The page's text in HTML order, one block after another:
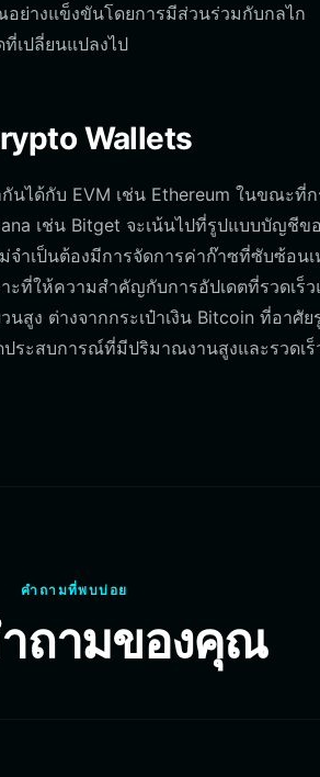
ย่างแข็งขันโดยการมีส่วนร่วมกับกลไก
เปลี่ยนแปลงไป
Wallets
นได้กับ EVM เช่น Ethereum ในขณะที่ก
เช่น Bitget จะเน้นไปที่รูปแบบบัญชีข
จำเป็นต้องมีการจัดการค่าก๊าซที่ซับซ้อน
ะที่ให้ความสำคัญกับการอัปเดตที่รวดเร็ว
ง ต่างจากกระเป๋าเงิน Bitcoin ที่อาศัย
ระสบการณ์ที่มีปริมาณงานสูงและรวดเร็
คำถามที่พบบ่อย
ถามของคุณ